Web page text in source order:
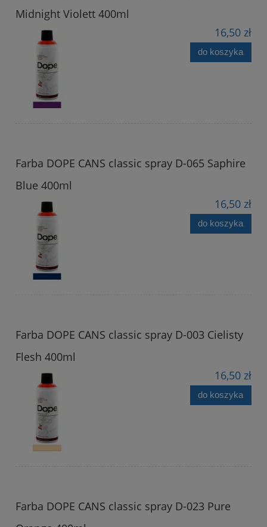
Midnight Violett 400ml
16,50 zł
do koszyka
Farba DOPE CANS classic spray D-065 Saphire
Blue 400ml
16,50 zł
do koszyka
Farba DOPE CANS classic spray D-003 Cielisty
Flesh 400ml
16,50 zł
do koszyka
Farba DOPE CANS classic spray D-023 Pure